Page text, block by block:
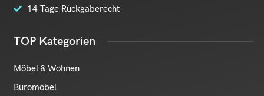
14 Tage Rückgaberecht
TOP Kategorien
Möbel & Wohnen
Büromöbel